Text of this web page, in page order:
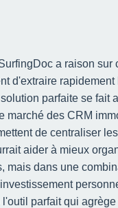
a raison
d'extraire
parfaite se
marché des CRM
de centraliser
aider à mieux
mais dans une
parfait qui